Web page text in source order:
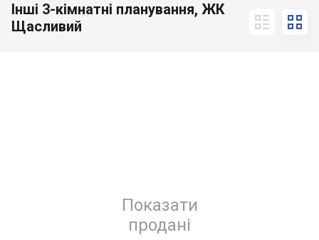
Інші 3-кімнатні планування, ЖК
Щасливий
 
Показати
продані